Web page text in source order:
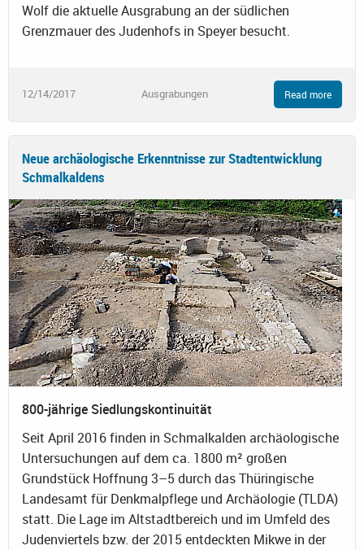
Wolf die aktuelle Ausgrabung an der südlichen
Grenzmauer des Judenhofs in Speyer besucht.
12/14/2017 Ausgrabungen Read more
Neue archäologische Erkenntnisse zur Stadtentwicklung
Schmalkaldens
800-jährige Siedlungskontinuität
Seit April 2016 finden in Schmalkalden archäologische
Untersuchungen auf dem ca. 1800 m² großen
Grundstück Hoffnung 3–5 durch das Thüringische
Landesamt für Denkmalpflege und Archäologie (TLDA)
statt. Die Lage im Altstadtbereich und im Umfeld des
Judenviertels bzw. der 2015 entdeckten Mikwe in der